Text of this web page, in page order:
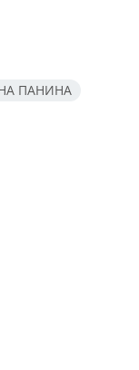
ПАНИНА